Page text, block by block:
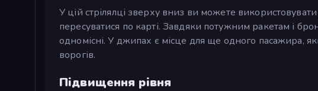
У цій стрілялці зверху вниз ви можете
пересуватися по карті. Завдяки потужним ракетам і
одномісні. У джипах є місце для ще одного пасажира,
ворогів.
Підвищення рівня